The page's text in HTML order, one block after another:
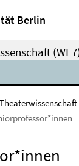
Berlin